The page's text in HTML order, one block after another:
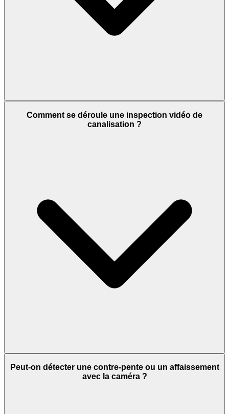
Comment se déroule une inspection vidéo de
canalisation ?
Peut-on détecter une contre-pente ou un affaissement
avec la caméra ?